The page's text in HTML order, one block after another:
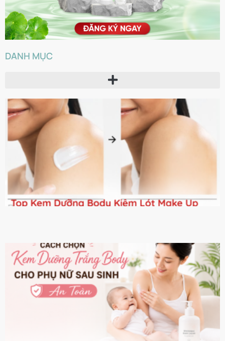
DANH MỤC